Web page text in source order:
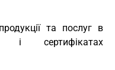
та послуг в
і сертифікатах